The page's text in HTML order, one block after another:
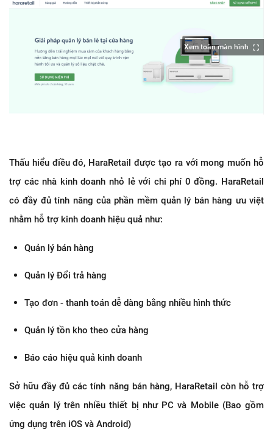
Xem toàn màn hình
Thấu hiểu điều đó, HaraRetail được tạo ra với mong muốn hỗ
trợ các nhà kinh doanh nhỏ lẻ với chi phí 0 đồng. HaraRetail
có đầy đủ tính năng của phần mềm quản lý bán hàng ưu việt
nhằm hỗ trợ kinh doanh hiệu quả như:
Quản lý bán hàng
Quản lý Đổi trả hàng
Tạo đơn - thanh toán dễ dàng bằng nhiều hình thức
Quản lý tồn kho theo cửa hàng
Báo cáo hiệu quả kinh doanh
Sở hữu đầy đủ các tính năng bán hàng, HaraRetail còn hỗ trợ
việc quản lý trên nhiều thiết bị như PC và Mobile (Bao gồm
ứng dụng trên iOS và Android)